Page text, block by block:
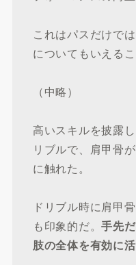
これはパスだけで
についてもいえるこ
（中略）
高いスキルを披露
リブルで、肩甲骨
に触れた。
ドリブル時に肩甲
も印象的だ。手先
肢の全体を有効に活